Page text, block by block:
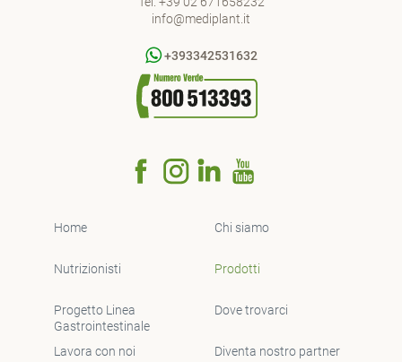
info@mediplant.it
+393342531632
Home Chi siamo
Nutrizionisti Prodotti
Progetto Linea
Gastrointestinale
Dove trovarci
Lavora con noi Diventa nostro partner